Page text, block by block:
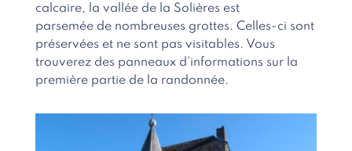
calcaire, la vallée de la Solières est
parsemée de nombreuses grottes. Celles-ci sont
préservées et ne sont pas visitables. Vous
trouverez des panneaux d’informations sur la
première partie de la randonnée.